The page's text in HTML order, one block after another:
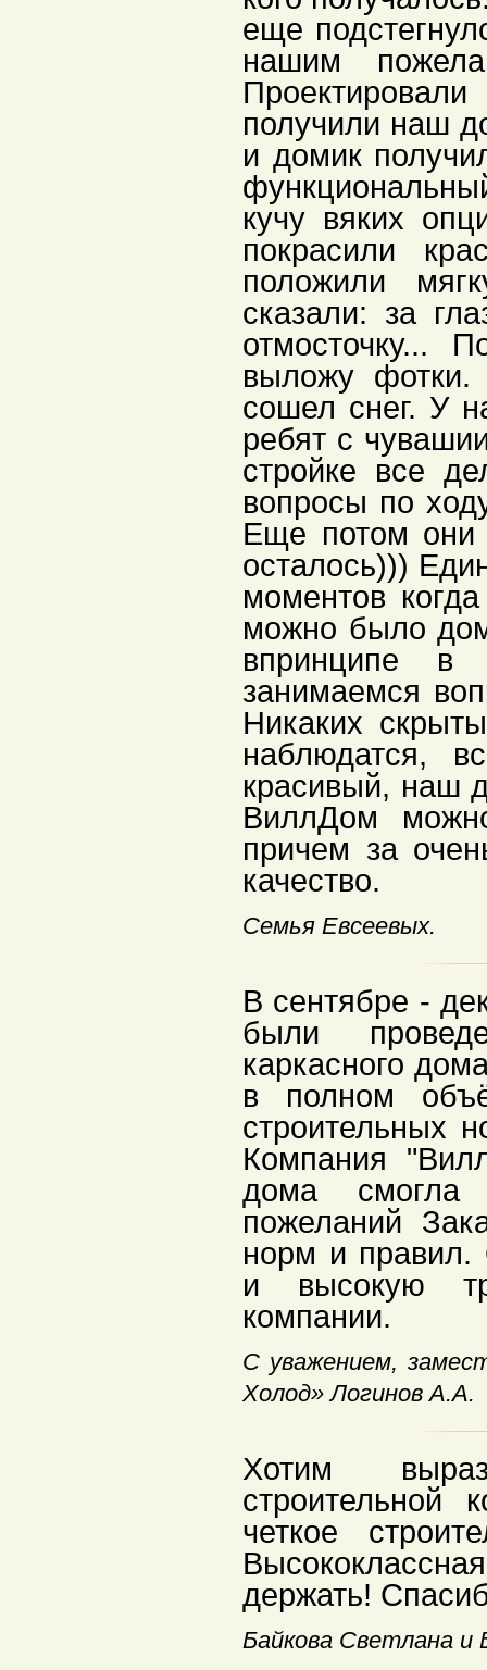
еще
нашим
получили наш
и домик
кучу вяких
покрасили
положили
сказали: за
отмосточку...
выложу фотки.
сошел снег. У
ребят с
стройке все
вопросы по
Еще потом они
осталось)))
моментов
можно было
впринципе в
занимаемся
Никаких
наблюдатся,
красивый, наш
ВиллДом
причем за
качество.
Семья Евсеевых.
В сентябре -
были
каркасного
в полном
строительных
Компания "
дома смогла
пожеланий
норм и правил.
и высокую
компании.
С уважением,
Холод» Логинов А.А.
Хотим
четкое
держать!
Байкова Светлана и